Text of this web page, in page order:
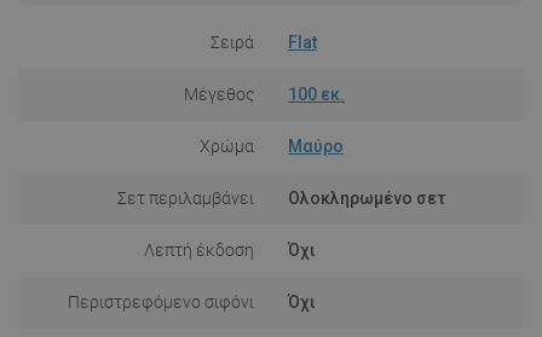
Σειρά Flat
Μέγεθος 100 εκ.
Χρώμα Μαύρο
Σετ περιλαμβάνει Ολοκληρωμένο σετ
Λεπτή έκδοση Όχι
Περιστρεφόμενο σιφόνι Όχι